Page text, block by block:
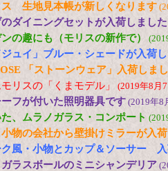
ス 生地見本帳が新しくなります
ダイニングセットが入荷しました
の趣にも（モリスの新作で）
ジュイ」ブルー・シェードが入荷
「ストーンウェア」入荷しま
リスの「くまモデル」 (2019年8月
フが付いた照明器具です (2019年8
、ムラノガラス・コンポート
物の会社から壁掛けミラーが入荷
ク風・小物とカップ＆ソーサー
ラスボールのミニシャンデリア